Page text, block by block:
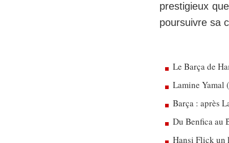
prestigieux
poursuivre sa
Le Barça de
Lamine Yamal
Barça : après
Du Benfica au
Hansi Flick un